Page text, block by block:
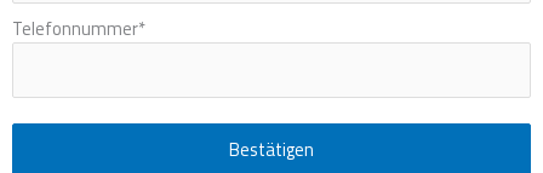
Telefonnummer*
Bestätigen